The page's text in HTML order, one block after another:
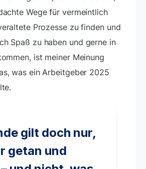
Wege für vermeintlich
Prozesse zu finden und
Spaß zu haben und gerne in
ist meiner Meinung
was ein Arbeitgeber 2025
gilt doch nur,
getan und